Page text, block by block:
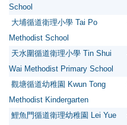
School
大埔循道衛理小學 Tai Po
Methodist School
天水圍循道衛理小學 Tin Shui
Wai Methodist Primary School
觀塘循道幼稚園 Kwun Tong
Methodist Kindergarten
鯉魚門循道衛理幼稚園 Lei Yue